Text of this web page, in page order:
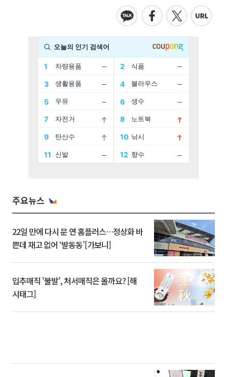
주요뉴스
22일 만에 다시 문 연 홈플러스…정상화 바
쁜데 재고 없어 ‘발동동’[가보니]
입추매직 '불발', 처서매직은 올까요? [해
시태그]